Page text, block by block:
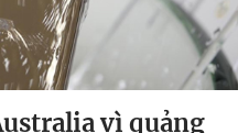
vì quảng